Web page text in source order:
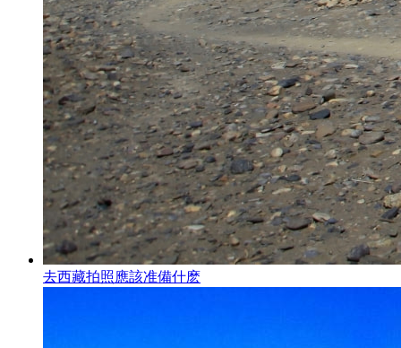
去西藏拍照應該准備什麽